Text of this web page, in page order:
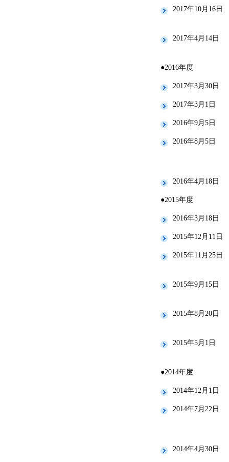
2017年10月16日
2017年4月14日
●2016年度
2017年3月30日
2017年3月1日
2016年9月5日
2016年8月5日
2016年4月18日
●2015年度
2016年3月18日
2015年12月11日
2015年11月25日
2015年9月15日
2015年8月20日
2015年5月1日
●2014年度
2014年12月1日
2014年7月22日
2014年4月30日